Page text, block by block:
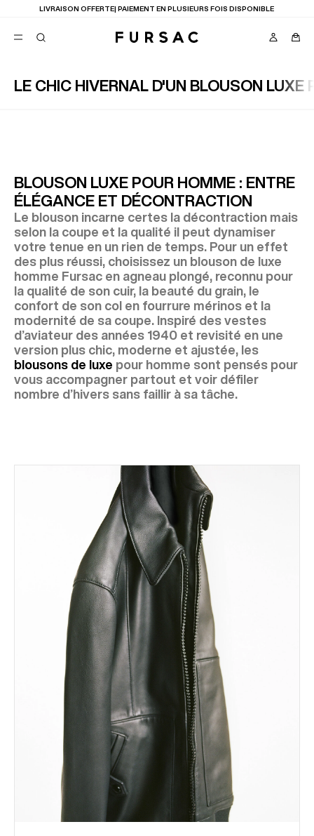
LIVRAISON OFFERTE| PAIEMENT EN PLUSIEURS FOIS DISPONIBLE
LE CHIC HIVERNAL D'UN BLOUSON LUXE
BLOUSON LUXE POUR HOMME : ENTRE
ÉLÉGANCE ET DÉCONTRACTION
Le blouson incarne certes la décontraction mais
selon la coupe et la qualité il peut dynamiser
votre tenue en un rien de temps. Pour un effet
des plus réussi, choisissez un blouson de luxe
homme Fursac en agneau plongé, reconnu pour
la qualité de son cuir, la beauté du grain, le
confort de son col en fourrure mérinos et la
modernité de sa coupe. Inspiré des vestes
d’aviateur des années 1940 et revisité en une
version plus chic, moderne et ajustée, les
blousons de luxe pour homme sont pensés pour
vous accompagner partout et voir défiler
nombre d’hivers sans faillir à sa tâche.
MEILLEURES VENTES
NOUVELLE COLLECTION
LAST CHANCE